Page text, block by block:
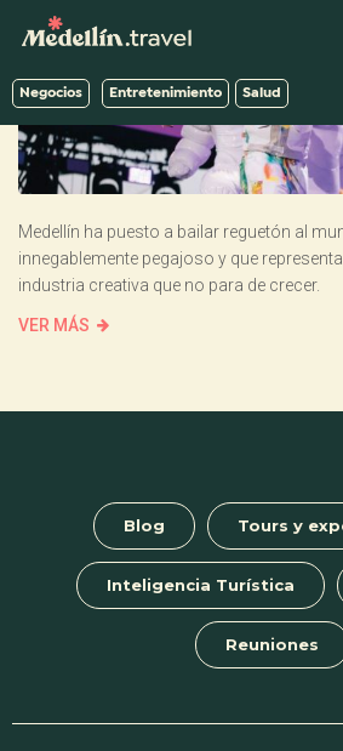
Negocios Entretenimiento Salud
Medellín ha puesto a bailar reguetón al
innegablemente pegajoso y que
industria creativa que no para de crecer.
VER MÁS
Blog Tours y
Inteligencia Turística
Reuniones